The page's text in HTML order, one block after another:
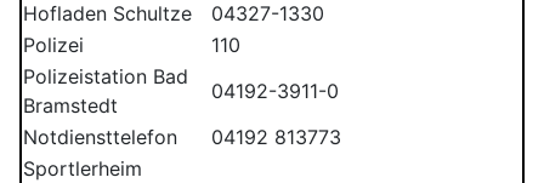
Hofladen Schultze
04327-1330
Polizei
110
Polizeistation Bad
Bramstedt
04192-3911-0
Notdiensttelefon
04192 813773
Sportlerheim